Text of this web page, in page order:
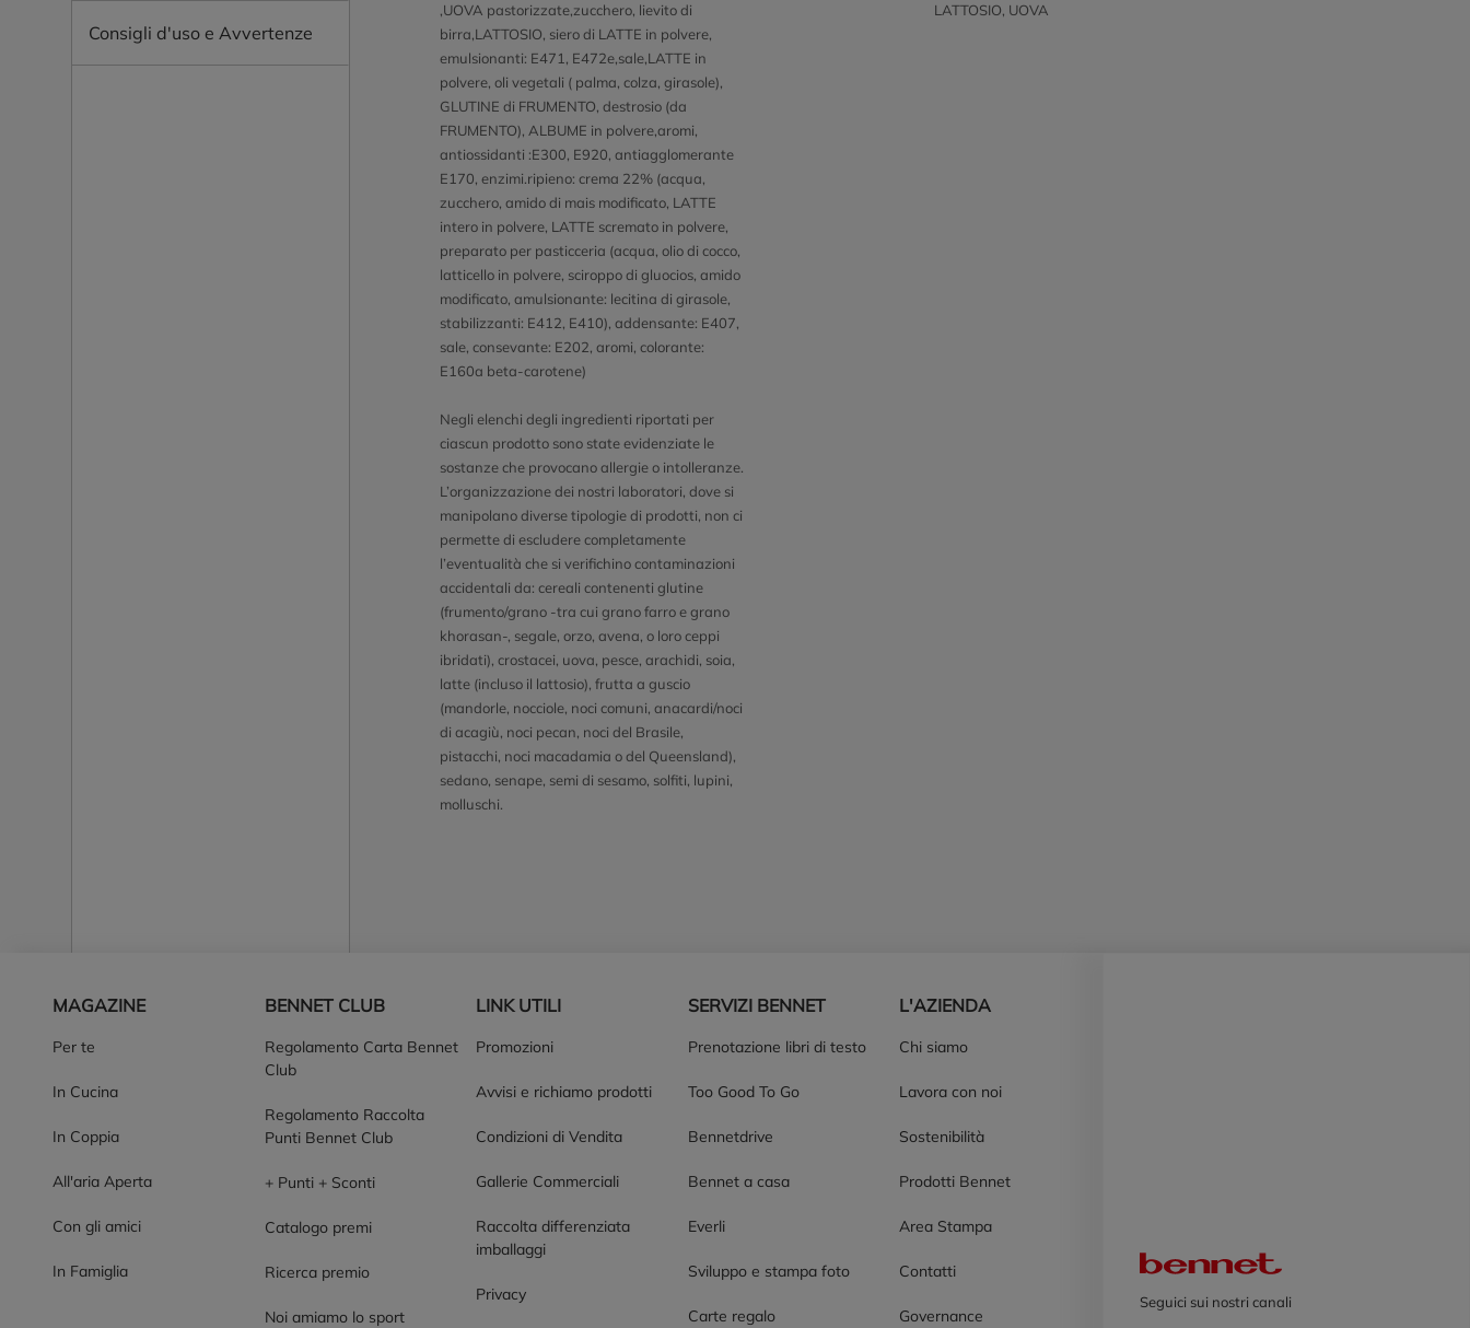
Consigli d'uso e Avvertenze
,UOVA pastorizzate,zucchero, lievito di
birra,LATTOSIO, siero di LATTE in polvere,
emulsionanti: E471, E472e,sale,LATTE in
polvere, oli vegetali ( palma, colza, girasole),
GLUTINE di FRUMENTO, destrosio (da
FRUMENTO), ALBUME in polvere,aromi,
antiossidanti :E300, E920, antiagglomerante
E170, enzimi.ripieno: crema 22% (acqua,
zucchero, amido di mais modificato, LATTE
intero in polvere, LATTE scremato in polvere,
preparato per pasticceria (acqua, olio di cocco,
latticello in polvere, sciroppo di gluocios, amido
modificato, amulsionante: lecitina di girasole,
stabilizzanti: E412, E410), addensante: E407,
sale, consevante: E202, aromi, colorante:
E160a beta-carotene)
Negli elenchi degli ingredienti riportati per
ciascun prodotto sono state evidenziate le
sostanze che provocano allergie o intolleranze.
L’organizzazione dei nostri laboratori, dove si
manipolano diverse tipologie di prodotti, non ci
permette di escludere completamente
l’eventualità che si verifichino contaminazioni
accidentali da: cereali contenenti glutine
(frumento/grano -tra cui grano farro e grano
khorasan-, segale, orzo, avena, o loro ceppi
ibridati), crostacei, uova, pesce, arachidi, soia,
latte (incluso il lattosio), frutta a guscio
(mandorle, nocciole, noci comuni, anacardi/noci
di acagiù, noci pecan, noci del Brasile,
pistacchi, noci macadamia o del Queensland),
sedano, senape, semi di sesamo, solfiti, lupini,
molluschi.
LATTOSIO, UOVA
MAGAZINE
Per te
In Cucina
In Coppia
All'aria Aperta
Con gli amici
In Famiglia
BENNET CLUB
Regolamento Carta Bennet
Club
Regolamento Raccolta
Punti Bennet Club
+ Punti + Sconti
Catalogo premi
Ricerca premio
Noi amiamo lo sport
LINK UTILI
Promozioni
Avvisi e richiamo prodotti
Condizioni di Vendita
Gallerie Commerciali
Raccolta differenziata
imballaggi
Privacy
SERVIZI BENNET
Prenotazione libri di testo
Too Good To Go
Bennetdrive
Bennet a casa
Everli
Sviluppo e stampa foto
Carte regalo
L'AZIENDA
Chi siamo
Lavora con noi
Sostenibilità
Prodotti Bennet
Area Stampa
Contatti
Governance
Seguici sui nostri canali